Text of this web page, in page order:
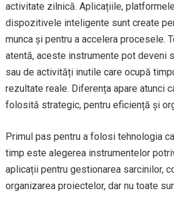
activitate zilnică. Aplicațiile,
dispozitivele inteligente sunt create
munca și pentru a accelera procesele.
atentă, aceste instrumente pot deveni
sau de activități inutile care ocupă
rezultate reale. Diferența apare atunci
folosită strategic, pentru eficiență și
Primul pas pentru a folosi tehnologia
timp este alegerea instrumentelor
aplicații pentru gestionarea sarcinilor,
organizarea proiectelor, dar nu toate